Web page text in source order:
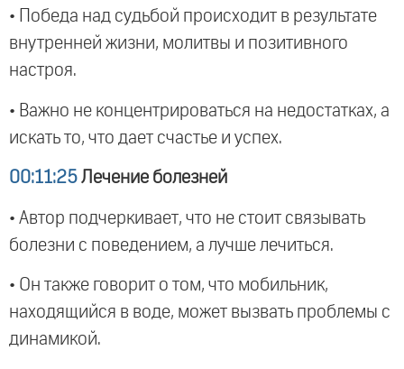
• Победа над судьбой происходит в результате
внутренней жизни, молитвы и позитивного
настроя.
• Важно не концентрироваться на недостатках, а
искать то, что дает счастье и успех.
00:11:25 Лечение болезней
• Автор подчеркивает, что не стоит связывать
болезни с поведением, а лучше лечиться.
• Он также говорит о том, что мобильник,
находящийся в воде, может вызвать проблемы с
динамикой.